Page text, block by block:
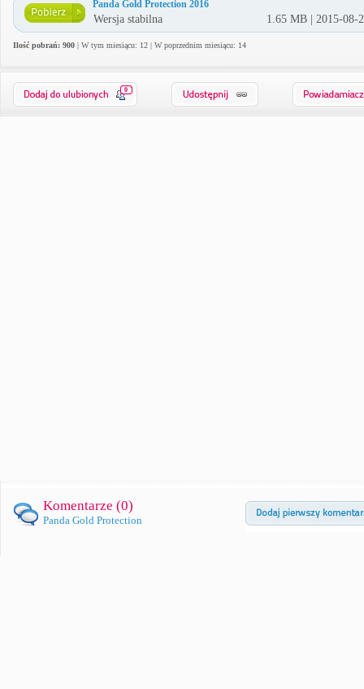
Panda Gold Protection 2016
Wersja stabilna 1.65 MB | 2015-08-
Ilość pobrań: 900 | W tym miesiącu: 12 | W poprzednim miesiącu: 14
0
Komentarze (0)
Panda Gold Protection